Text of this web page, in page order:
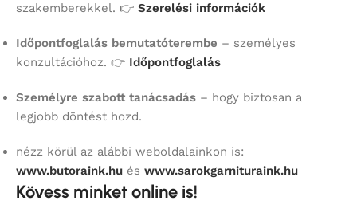
szakemberekkel. 👉 Szerelési információk
Időpontfoglalás bemutatóterembe – személyes
konzultációhoz. 👉 Időpontfoglalás
Személyre szabott tanácsadás – hogy biztosan a
legjobb döntést hozd.
nézz körül az alábbi weboldalainkon is:
www.butoraink.hu és www.sarokgarnituraink.hu
Kövess minket online is!